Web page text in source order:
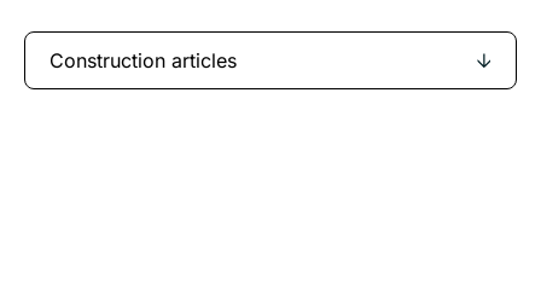
Construction articles